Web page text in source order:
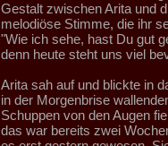
Gestalt zwischen Arita und
melodiöse Stimme, die ihr
"Wie ich sehe, hast Du gut
denn heute steht uns viel
Arita sah auf und blickte in
in der Morgenbrise
Schuppen von den Augen
das war bereits zwei